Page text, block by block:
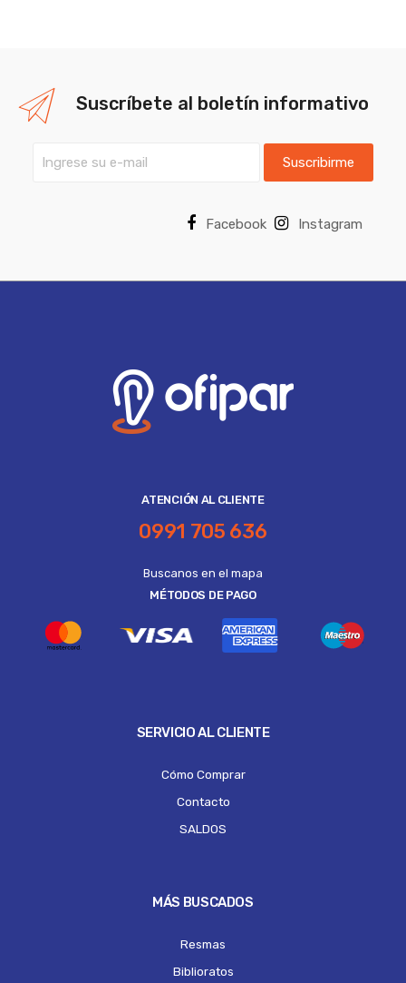
Suscríbete al boletín informativo
Suscribirme
Facebook Instagram
ATENCIÓN AL CLIENTE
0991 705 636
Buscanos en el mapa
MÉTODOS DE PAGO
SERVICIO AL CLIENTE
Cómo Comprar
Contacto
SALDOS
MÁS BUSCADOS
Resmas
Biblioratos